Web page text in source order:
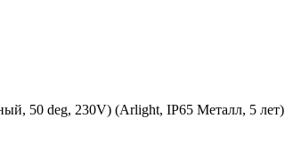
50 deg, 230V) (Arlight, IP65 Металл, 5 лет)